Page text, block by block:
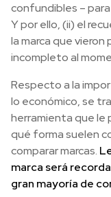
confundibles –
Y por ello, (ii) el
la marca que vieron
incompleto al
Respecto a la
lo económico, se
herramienta que le
qué forma suelen
comparar marcas.
marca será
gran mayoría de